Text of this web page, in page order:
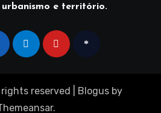
urbanismo e território.
reserved Blogus by
.